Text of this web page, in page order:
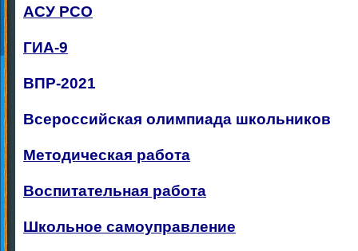
АСУ РСО
ГИА-9
ВПР-2021
Всероссийская олимпиада школьников
Методическая работа
Воспитательная работа
Школьное самоуправление